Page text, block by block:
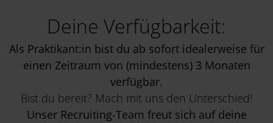
Deine Verfügbarkeit:
Als Praktikant:in bist du ab sofort idealerweise für
einen Zeitraum von (mindestens) 3 Monaten
verfügbar.
Bist du bereit? Mach mit uns den Unterschied!
Unser Recruiting-Team freut sich auf deine